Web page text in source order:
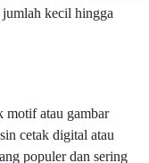
kecil hingga
motif atau gambar
cetak digital atau
populer dan sering